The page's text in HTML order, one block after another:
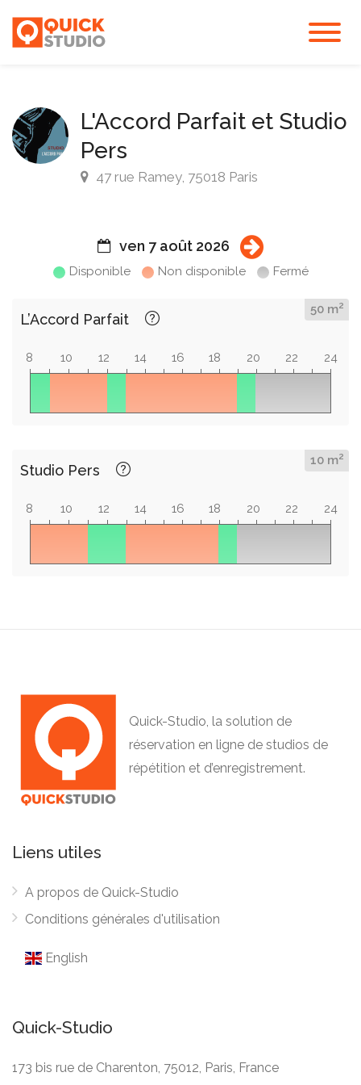
L'Accord Parfait et Studio
Pers
47 rue Ramey, 75018 Paris
ven 7 août 2026
Disponible Non disponible Fermé
L’Accord Parfait
50 m2
8 10 12 14 16 18 20 22 24
Studio Pers
10 m2
8 10 12 14 16 18 20 22 24
Quick-Studio, la solution de
réservation en ligne de studios de
répétition et d’enregistrement.
Liens utiles
A propos de Quick-Studio
Conditions générales d'utilisation
English
Quick-Studio
173 bis rue de Charenton, 75012, Paris, France